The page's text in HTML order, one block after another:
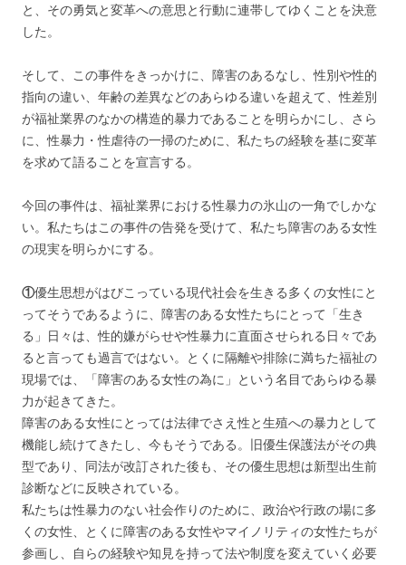
と、その勇気と変革への意思と行動に連帯してゆくことを決意
した。
そして、この事件をきっかけに、障害のあるなし、性別や性的
指向の違い、年齢の差異などのあらゆる違いを超えて、性差別
が福祉業界のなかの構造的暴力であることを明らかにし、さら
に、性暴力・性虐待の一掃のために、私たちの経験を基に変革
を求めて語ることを宣言する。
今回の事件は、福祉業界における性暴力の氷山の一角でしかな
い。私たちはこの事件の告発を受けて、私たち障害のある女性
の現実を明らかにする。
①優生思想がはびこっている現代社会を生きる多くの女性にと
ってそうであるように、障害のある女性たちにとって「生き
る」日々は、性的嫌がらせや性暴力に直面させられる日々であ
ると言っても過言ではない。とくに隔離や排除に満ちた福祉の
現場では、「障害のある女性の為に」という名目であらゆる暴
力が起きてきた。
障害のある女性にとっては法律でさえ性と生殖への暴力として
機能し続けてきたし、今もそうである。旧優生保護法がその典
型であり、同法が改訂された後も、その優生思想は新型出生前
診断などに反映されている。
私たちは性暴力のない社会作りのために、政治や行政の場に多
くの女性、とくに障害のある女性やマイノリティの女性たちが
参画し、自らの経験や知見を持って法や制度を変えていく必要